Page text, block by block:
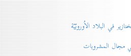
في البلاد الاُوروبّيّة
المشروبات